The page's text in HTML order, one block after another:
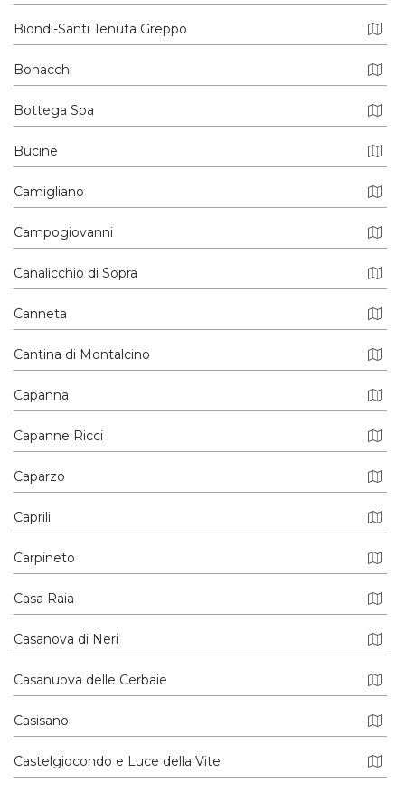
Biondi-Santi Tenuta Greppo
Bonacchi
Bottega Spa
Bucine
Camigliano
Campogiovanni
Canalicchio di Sopra
Canneta
Cantina di Montalcino
Capanna
Capanne Ricci
Caparzo
Caprili
Carpineto
Casa Raia
Casanova di Neri
Casanuova delle Cerbaie
Casisano
Castelgiocondo e Luce della Vite